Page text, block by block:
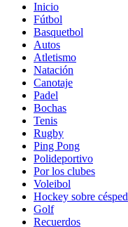
Inicio
Fútbol
Basquetbol
Autos
Atletismo
Natación
Canotaje
Padel
Bochas
Tenis
Rugby
Ping Pong
Polideportivo
Por los clubes
Voleibol
Hockey sobre césped
Golf
Recuerdos